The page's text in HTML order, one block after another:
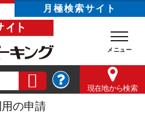
月極検索サイト
現在地から検索
の申請